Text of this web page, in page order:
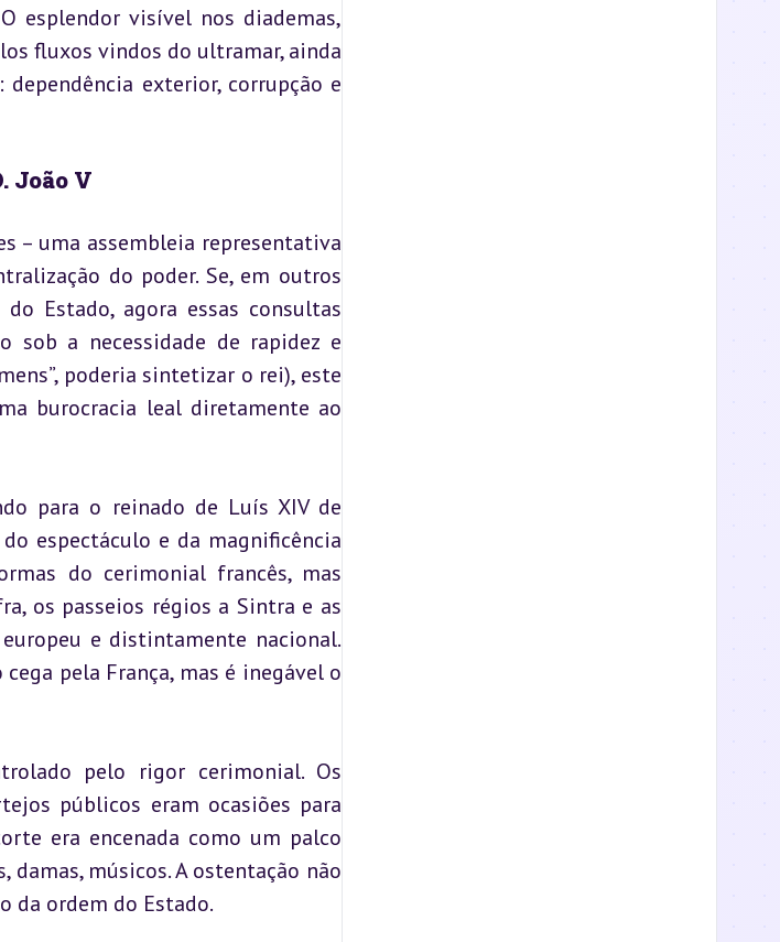
esplendor visível nos diademas,
fluxos vindos do ultramar, ainda
exterior, corrupção e
João V
– uma assembleia representativa
do poder. Se, em outros
Estado, agora essas consultas
sob a necessidade de rapidez e
poderia sintetizar o rei), este
burocracia leal diretamente ao
para o reinado de Luís XIV de
do espectáculo e da magnificência
do cerimonial francês, mas
os passeios régios a Sintra e as
e distintamente nacional.
pela França, mas é inegável o
pelo rigor cerimonial. Os
públicos eram ocasiões para
era encenada como um palco
músicos. A ostentação não
da ordem do Estado.